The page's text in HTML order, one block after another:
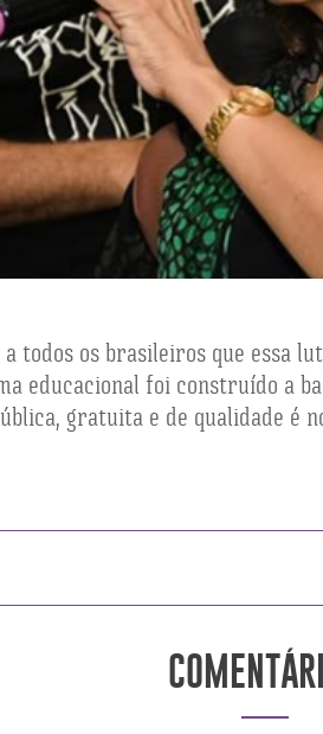
todos os brasileiros que essa
educacional foi construído a
gratuita e de qualidade é